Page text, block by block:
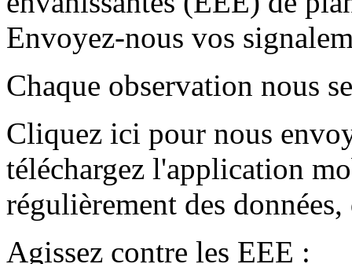
Envoyez-nous vos
Chaque observation nous
Cliquez ici pour nous
téléchargez l'application
régulièrement des
Agissez contre les EEE :